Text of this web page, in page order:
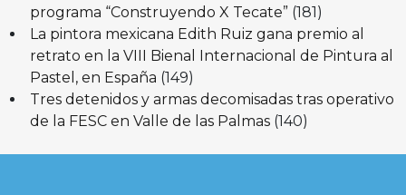
programa “Construyendo X Tecate” (181)
La pintora mexicana Edith Ruiz gana premio al
retrato en la VIII Bienal Internacional de Pintura al
Pastel, en España (149)
Tres detenidos y armas decomisadas tras operativo
de la FESC en Valle de las Palmas (140)